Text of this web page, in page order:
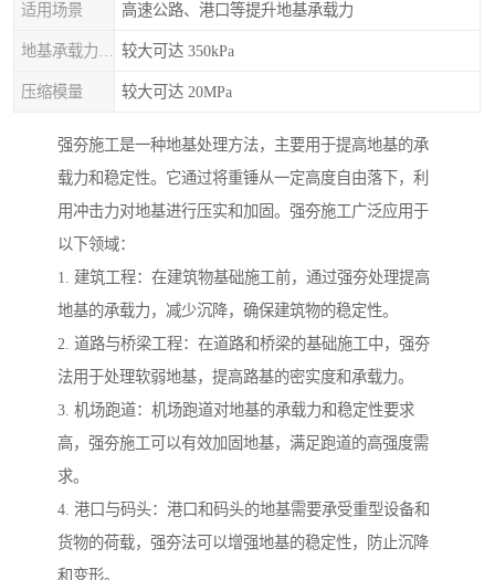
适用场景 高速公路、港口等提升地基承载力
较大可达 350kPa
压缩模量 较大可达 20MPa
强夯施工是一种地基处理方法，主要用于提高地基的承
载力和稳定性。它通过将重锤从一定高度自由落下，利
用冲击力对地基进行压实和加固。强夯施工广泛应用于
以下领域：
1. 建筑工程：在建筑物基础施工前，通过强夯处理提高
地基的承载力，减少沉降，确保建筑物的稳定性。
2. 道路与桥梁工程：在道路和桥梁的基础施工中，强夯
法用于处理软弱地基，提高路基的密实度和承载力。
3. 机场跑道：机场跑道对地基的承载力和稳定性要求
高，强夯施工可以有效加固地基，满足跑道的高强度需
求。
4. 港口与码头：港口和码头的地基需要承受重型设备和
货物的荷载，强夯法可以增强地基的稳定性，防止沉降
和变形。